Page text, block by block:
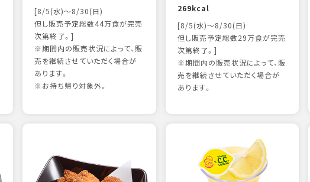
[8/5(水)～8/30(日)
但し販売予定総数44万食が完売
次第終了。]
※期間内の販売状況によって、販
売を継続させていただく場合が
あります。
※お持ち帰り対象外。
269kcal
[8/5(水)～8/30(日)
但し販売予定総数29万食が完売
次第終了。]
※期間内の販売状況によって、販
売を継続させていただく場合が
あります。